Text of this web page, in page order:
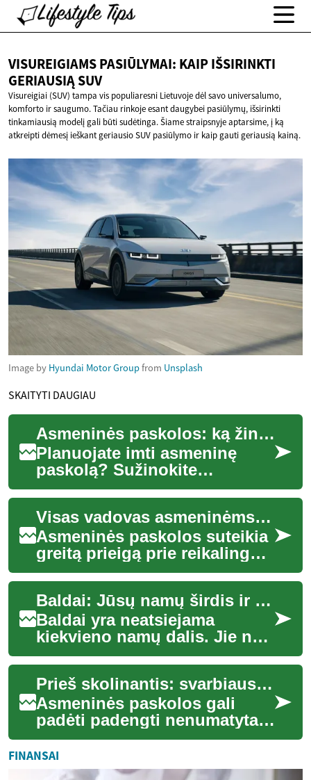
VISUREIGIAMS PASIŪLYMAI: KAIP IŠSIRINKTI
GERIAUSIĄ SUV
Visureigiai (SUV) tampa vis populiaresni Lietuvoje dėl savo universalumo,
komforto ir saugumo. Tačiau rinkoje esant daugybei pasiūlymų, išsirinkti
tinkamiausią modelį gali būti sudėtinga. Šiame straipsnyje aptarsime, į ką
atkreipti dėmesį ieškant geriausio SUV pasiūlymo ir kaip gauti geriausią kainą.
Image by Hyundai Motor Groupfrom Unsplash
SKAITYTI DAUGIAU
Asmeninės paskolos: ką žinoti prieš imant kreditą
Planuojate imti asmeninę
paskolą? Sužinokite
pagrindinius privalumus ir
rizikas, kaip palyginti
palūkanų normas bei m...
Visas vadovas asmeninėms paskoloms: ką žinoti prieš skolintis
Asmeninės paskolos suteikia
greitą prieigą prie reikalingų
lėšų – nuo nenumatytų
išlaidų padengimo iki namų
atnaujini...
Baldai: Jūsų namų širdis ir siela
Baldai yra neatsiejama
kiekvieno namų dalis. Jie ne
tik suteikia mūsų būstams
funkcionalumo, bet ir kuria
jaukumo bei...
Prieš skolinantis: svarbiausi faktai apie asmenines paskolas
Asmeninės paskolos gali
padėti padengti nenumatytas
išlaidas, įgyvendinti
projektus ar sujungti skolas,
tačiau svarbu...
FINANSAI